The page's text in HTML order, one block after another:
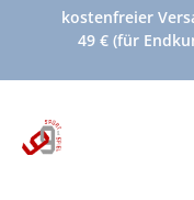
Zum Hauptinhalt
kostenfreier
49 € (für